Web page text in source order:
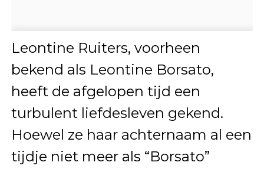
Leontine Ruiters, voorheen
bekend als Leontine Borsato,
heeft de afgelopen tijd een
turbulent liefdesleven gekend.
Hoewel ze haar achternaam al een
tijdje niet meer als “Borsato”